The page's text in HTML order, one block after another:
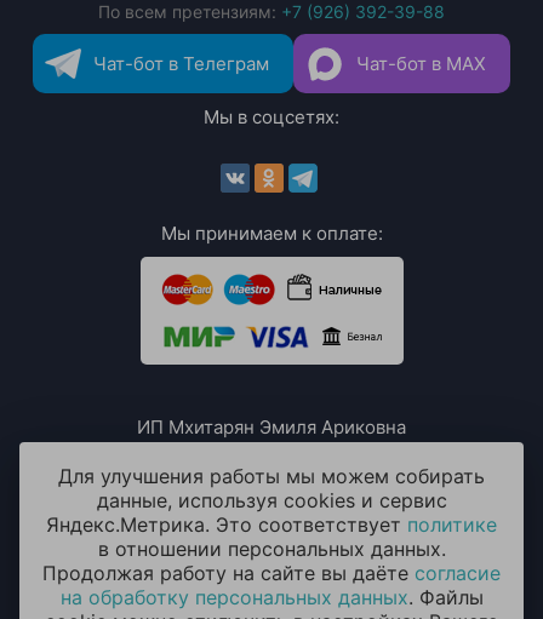
По всем претензиям: +7 (926) 392-39-88
Чат-бот в Телеграм Чат-бот в MAX
Мы в соцсетях:
Мы принимаем к оплате:
ИП Мхитарян Эмиля Ариковна
ИНН: 771385063807
ОГРН / ОГРНИП: 319508100076230
Для улучшения работы мы можем собирать
данные, используя cookies и сервис
Яндекс.Метрика. Это соответствует политике
в отношении персональных данных.
Продолжая работу на сайте вы даёте согласие
на обработку персональных данных. Файлы